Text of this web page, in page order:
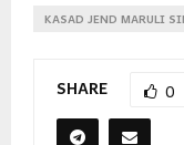
KASAD JEND MARULI
SHARE 0